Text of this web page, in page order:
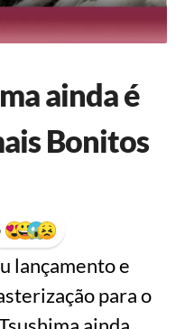
ainda é
Bonitos
lançamento e
para o